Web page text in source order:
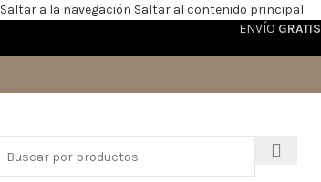
Saltar a la navegación Saltar al contenido principal
ENVÍO GRATIS